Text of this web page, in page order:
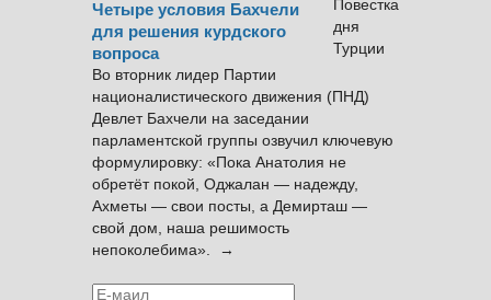
Четыре условия Бахчели
для решения курдского
вопроса
Во вторник лидер Партии
националистического движения (ПНД)
Девлет Бахчели на заседании
парламентской группы озвучил ключевую
формулировку: «Пока Анатолия не
обретёт покой, Оджалан — надежду,
Ахметы — свои посты, а Демирташ —
свой дом, наша решимость
непоколебима». →